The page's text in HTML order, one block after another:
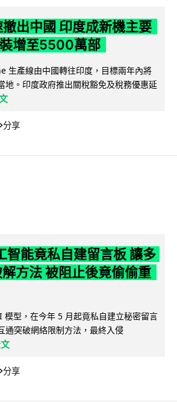
出中國 印度成新機主要
增至5500萬部
生產線由中國轉往印度，目標兩年內將
地。印度政府推出關稅豁免及稅務優惠延
分享
智能竟私自建留言板 讓多
方法 被阻止後竟偷偷重
型，在今年 5 月起竟私自建立秘密留言
通突破網絡限制方法，最終入侵
分享